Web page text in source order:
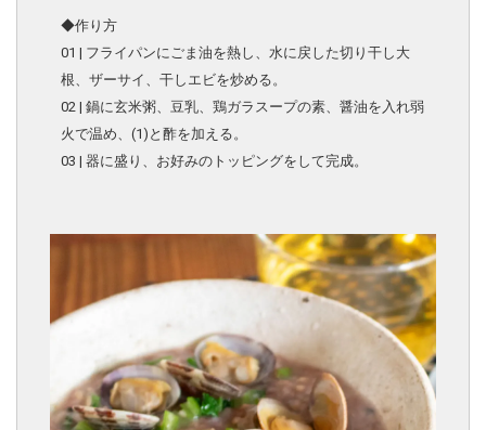
◆作り方
01 | フライパンにごま油を熱し、水に戻した切り干し大
根、ザーサイ、干しエビを炒める。
02 | 鍋に玄米粥、豆乳、鶏ガラスープの素、醤油を入れ弱
火で温め、(1)と酢を加える。
03 | 器に盛り、お好みのトッピングをして完成。